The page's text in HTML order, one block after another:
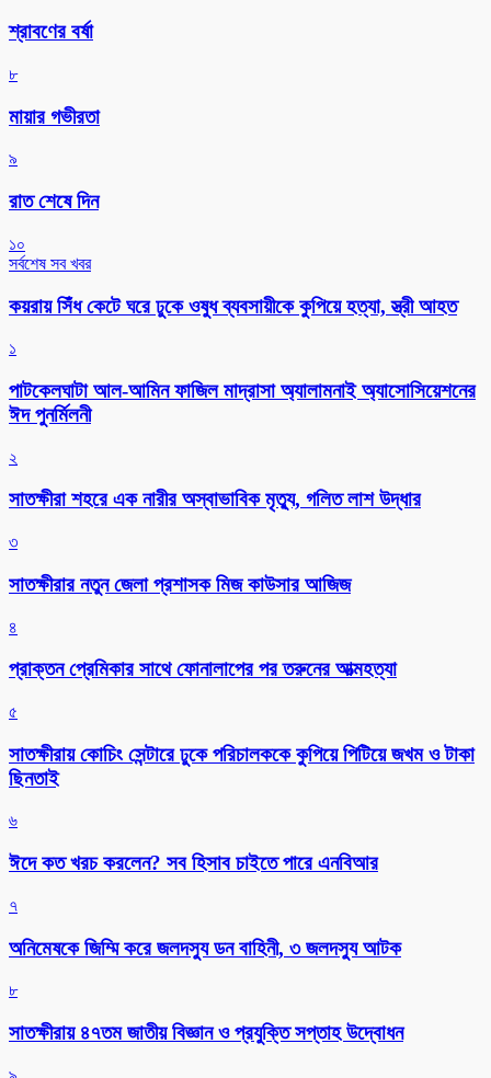
শ্রাবণের বর্ষা
৮
মায়ার গভীরতা
৯
রাত শেষে দিন
১০
সর্বশেষ সব খবর
কয়রায় সিঁধ কেটে ঘরে ঢুকে ওষুধ ব্যবসায়ীকে কুপিয়ে হত্যা, স্ত্রী আহত
১
পাটকেলঘাটা আল-আমিন ফাজিল মাদ্রাসা অ্যালামনাই অ্যাসোসিয়েশনের
ঈদ পুনর্মিলনী
২
সাতক্ষীরা শহরে এক নারীর অস্বাভাবিক মৃত্যু, গলিত লাশ উদ্ধার
৩
সাতক্ষীরার নতুন জেলা প্রশাসক মিজ কাউসার আজিজ
৪
প্রাক্তন প্রেমিকার সাথে ফোনালাপের পর তরুনের আত্মহত্যা
৫
সাতক্ষীরায় কোচিং সেন্টারে ঢুকে পরিচালককে কুপিয়ে পিটিয়ে জখম ও টাকা
ছিনতাই
৬
ঈদে কত খরচ করলেন? সব হিসাব চাইতে পারে এনবিআর
৭
অনিমেষকে জিম্মি করে জলদস্যু ডন বাহিনী, ৩ জলদস্যু আটক
৮
সাতক্ষীরায় ৪৭তম জাতীয় বিজ্ঞান ও প্রযুক্তি সপ্তাহ উদ্বোধন